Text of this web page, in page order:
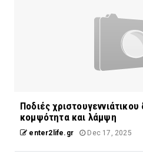
Ποδιές χριστουγεννιάτικου
κομψότητα και λάμψη
enter2life.gr Dec 17, 2025